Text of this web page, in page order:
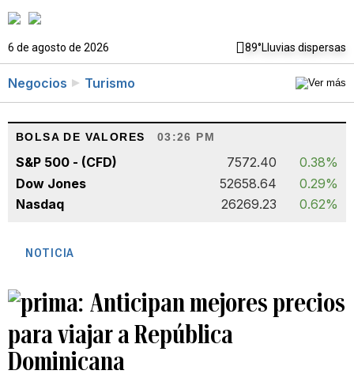
6 de agosto de 2026 89°Lluvias dispersas
Negocios Turismo
BOLSA DE VALORES 03:26 PM
S&P 500 - (CFD) 7572.40
0.38%
Dow Jones
52658.64
0.29%
Nasdaq
26269.23 0.62%
NOTICIA
Anticipan mejores precios
para viajar a República
Dominicana